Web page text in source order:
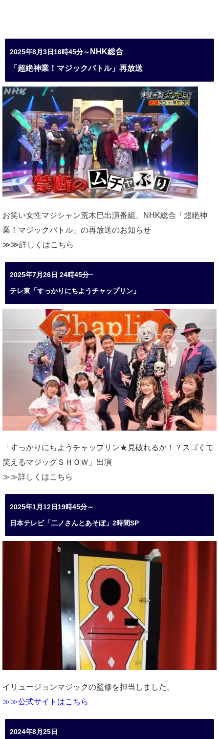
2025年8月3日16時45分～ NHK総合
「超絶神業！マジックバトル」再放送
お笑い女性マジシャン荒木巴出演番組、
NHK総合「超絶神
業！マジックバトル」の再放送のお知らせ
≫≫詳しくはこちら
2025年7月26日 24時45分~
テレ東「すっかりにちようチャップリン」
「すっかりにちようチャップリン★見破れるか！？スゴくて
笑えるマジックＳＨＯＷ」出演
≫≫詳しくはこちら
2025年1月12日19時45分～
日本テレビ「二ノさんとあそぼ」2時間SP
イリュージョンマジックの監修を担当しました。
≫≫公式サイトはこちら
2024年8月25日